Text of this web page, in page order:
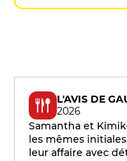
L'AVIS DE
2026
Samantha et
les mêmes
leur affaire avec